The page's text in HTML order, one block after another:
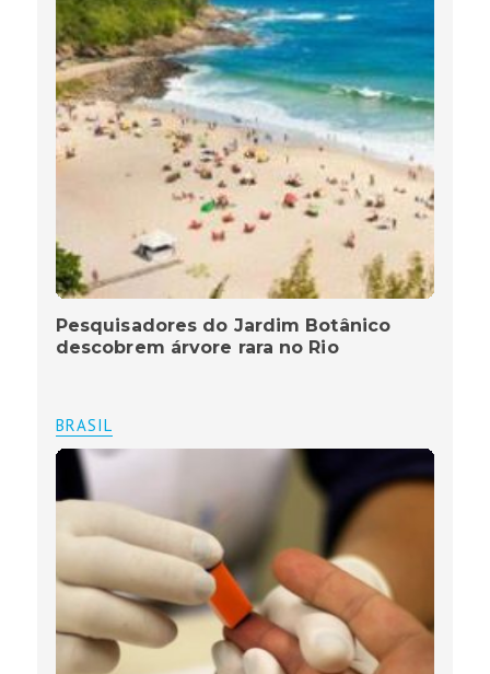
Pesquisadores do Jardim Botânico
descobrem árvore rara no Rio
BRASIL